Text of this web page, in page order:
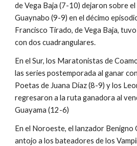
de Vega Baja (7-10) dejaron sobre
Guaynabo (9-9) en el décimo
Francisco Tirado, de Vega Baja,
con dos cuadrangulares.
En el Sur, los Maratonistas de
las series postemporada al ganar
Poetas de Juana Díaz (8-9) y los
regresaron a la ruta ganadora al
Guayama (12-6)
En el Noroeste, el lanzador Benigno
antojo a los bateadores de los